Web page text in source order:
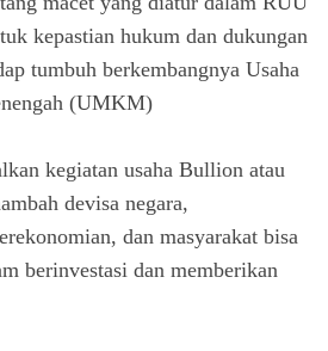
kepastian hukum dan dukungan
tumbuh berkembangnya Usaha
(UMKM)
kegiatan usaha Bullion atau
devisa negara,
dan masyarakat bisa
berinvestasi dan memberikan